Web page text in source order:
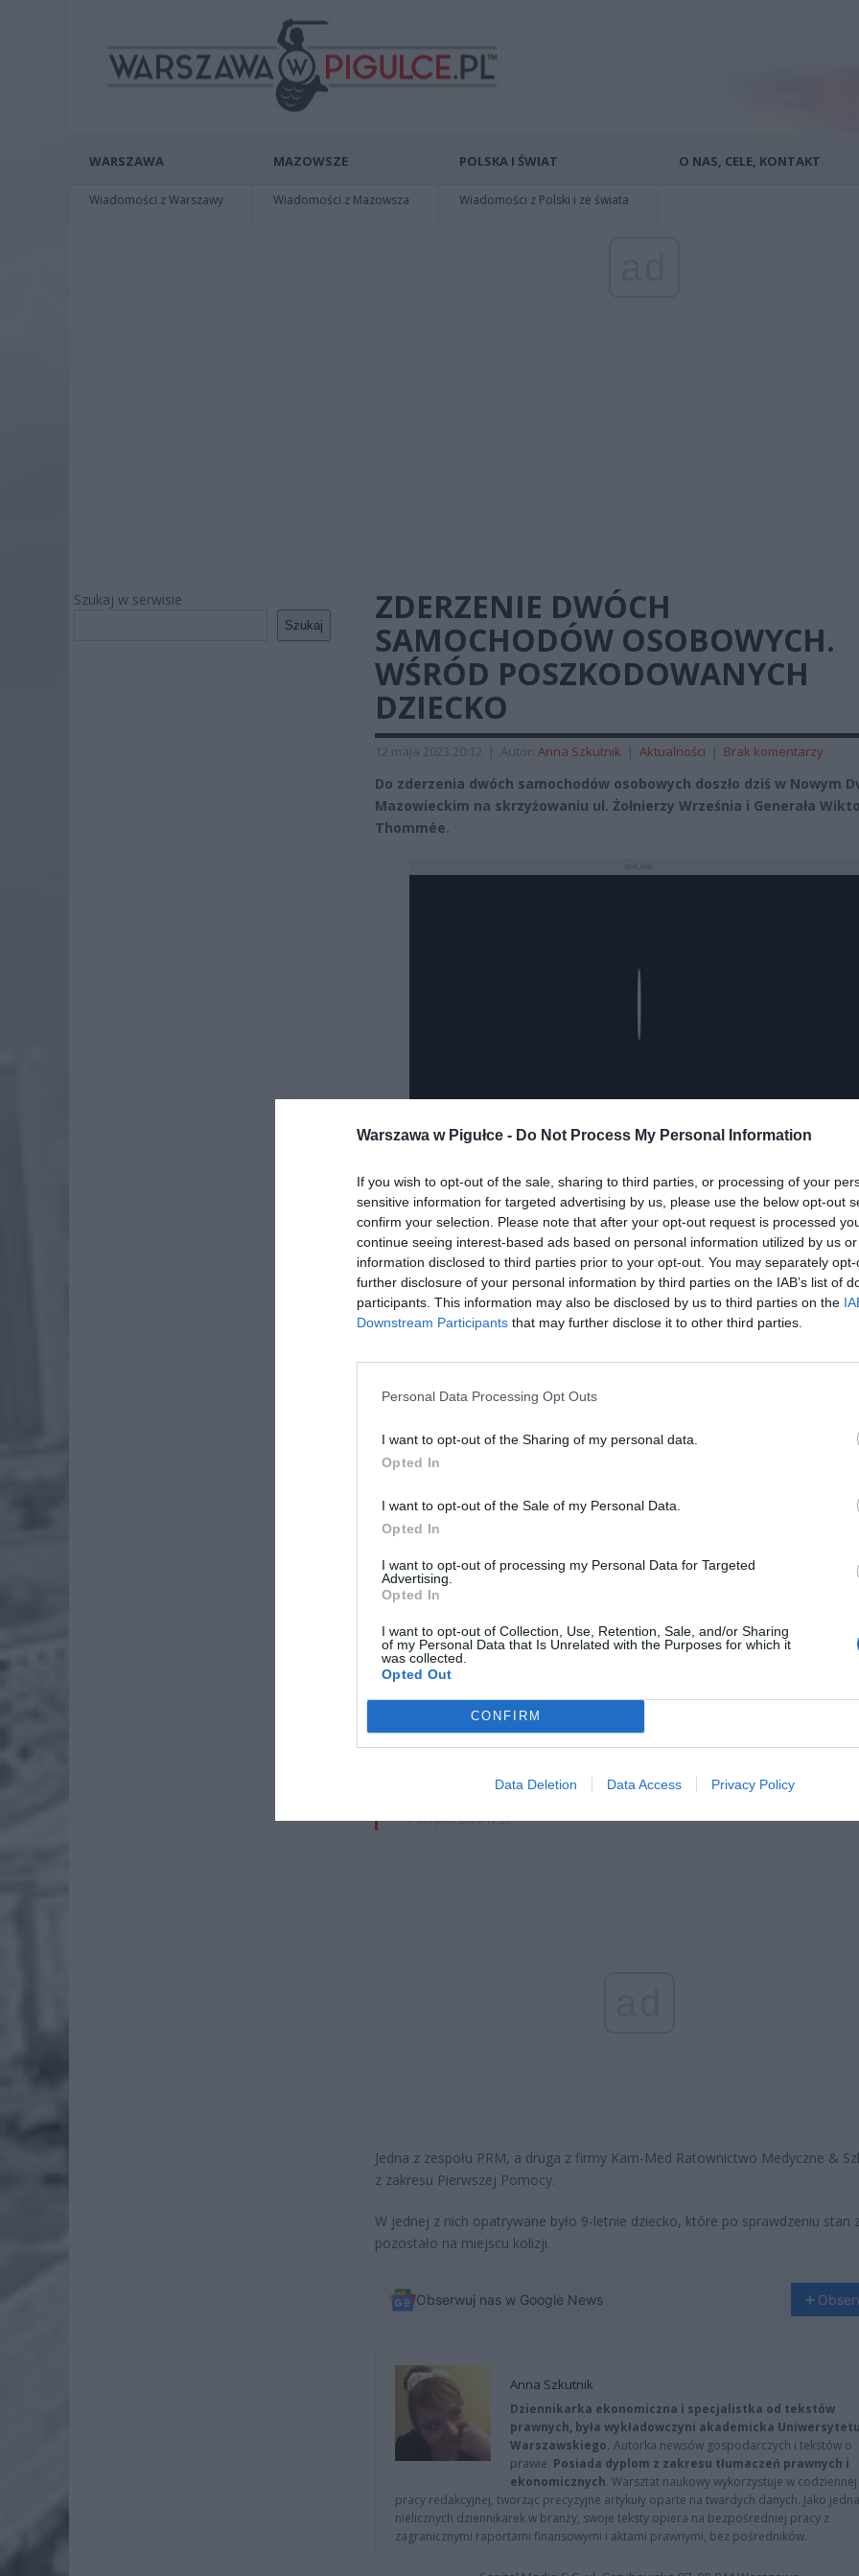
Warszawa w Pigułce - Do Not Process My Personal Information
If you wish to opt-out of the sale, sharing to third parties, or processing of your
sensitive information for targeted advertising by us, please use the below opt-out
confirm your selection. Please note that after your opt-out request is processed
continue seeing interest-based ads based on personal information utilized by us
information disclosed to third parties prior to your opt-out. You may separately
further disclosure of your personal information by third parties on the IAB’s list of
participants. This information may also be disclosed by us to third parties on the
Downstream Participants that may further disclose it to other third parties.
Personal Data Processing Opt Outs
I want to opt-out of the Sharing of my personal data.
Opted In
I want to opt-out of the Sale of my Personal Data.
Opted In
I want to opt-out of processing my Personal Data for Targeted
Advertising.
Opted In
I want to opt-out of Collection, Use, Retention, Sale, and/or Sharing
of my Personal Data that Is Unrelated with the Purposes for which it
was collected.
Opted Out
CONFIRM
Data Deletion Data Access Privacy Policy
WARSZAWA
Wiadomości z Warszawy
MAZOWSZE
Wiadomości z Mazowsza
POLSKA I ŚWIAT
Wiadomości z Polski i ze świata
O NAS, CELE, KONTAKT
Szukaj w serwisie
Szukaj
ZDERZENIE DWÓCH
SAMOCHODÓW OSOBOWYCH.
WŚRÓD POSZKODOWANYCH
DZIECKO
12 maja 2023 20:12 | Autor: Anna Szkutnik | Aktualności | Brak komentarzy
Do zderzenia dwóch samochodów osobowych doszło dziś w Nowym
Mazowieckim na skrzyżowaniu ul. Żołnierzy Września i Generała
Thommée.
Dodaj nas do preferowanych źródeł w Google
Fot. Warszawska Grupa Luka&Maro
ZOBACZ RÓWNIEŻ:
Teraz nastąpił zwrot w sprawie
8 sierpnia 2026 15:40
rodziców dzieci do 3. roku życia
7 sierpnia 2026 19:29
Jedna z zespołu PRM, a druga z firmy Kam-Med Ratownictwo Medyczne &
z zakresu Pierwszej Pomocy.
W jednej z nich opatrywane było 9-letnie dziecko, które po sprawdzeniu stan
pozostało na miejscu kolizji.
Obserwuj nas w Google News
Anna Szkutnik
Dziennikarka ekonomiczna i specjalistka od tekstów
prawnych, była wykładowczyni akademicka Uniwersytetu
Warszawskiego. Autorka newsów gospodarczych i tekstów o
prawie. Posiada dyplom z zakresu tłumaczeń prawnych i
ekonomicznych. Warsztat naukowy wykorzystuje w codziennej
pracy redakcyjnej, tworząc precyzyjne artykuły oparte na twardych danych. Jako
nielicznych dziennikarek w branży, swoje teksty opiera na bezpośredniej pracy z
zagranicznymi raportami finansowymi i aktami prawnymi, bez pośredników.